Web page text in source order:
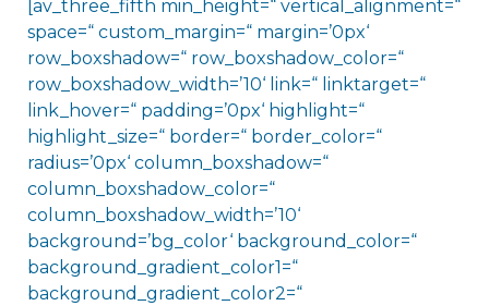
[av_three_fifth min_height=“ vertical_alignment=“
space=“ custom_margin=“ margin=’0px‘
row_boxshadow=“ row_boxshadow_color=“
row_boxshadow_width=’10‘ link=“ linktarget=“
link_hover=“ padding=’0px‘ highlight=“
highlight_size=“ border=“ border_color=“
radius=’0px‘ column_boxshadow=“
column_boxshadow_color=“
column_boxshadow_width=’10‘
background=’bg_color‘ background_color=“
background_gradient_color1=“
background_gradient_color2=“